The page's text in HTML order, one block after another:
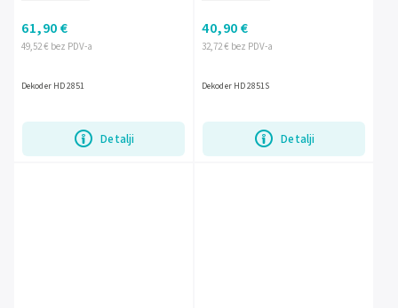
49,52 € bez PDV-a
61,90 €
Detalji
Dekoder HD 2851
32,72 € bez PDV-a
40,90 €
Detalji
Dekoder HD 2851S